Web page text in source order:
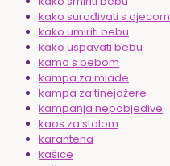
kako surađivati s djecom
kako umiriti bebu
kako uspavati bebu
kamo s bebom
kampa za mlade
kampa za tinejdžere
kampanja nepobjedive
kaos za stolom
karantena
kašice